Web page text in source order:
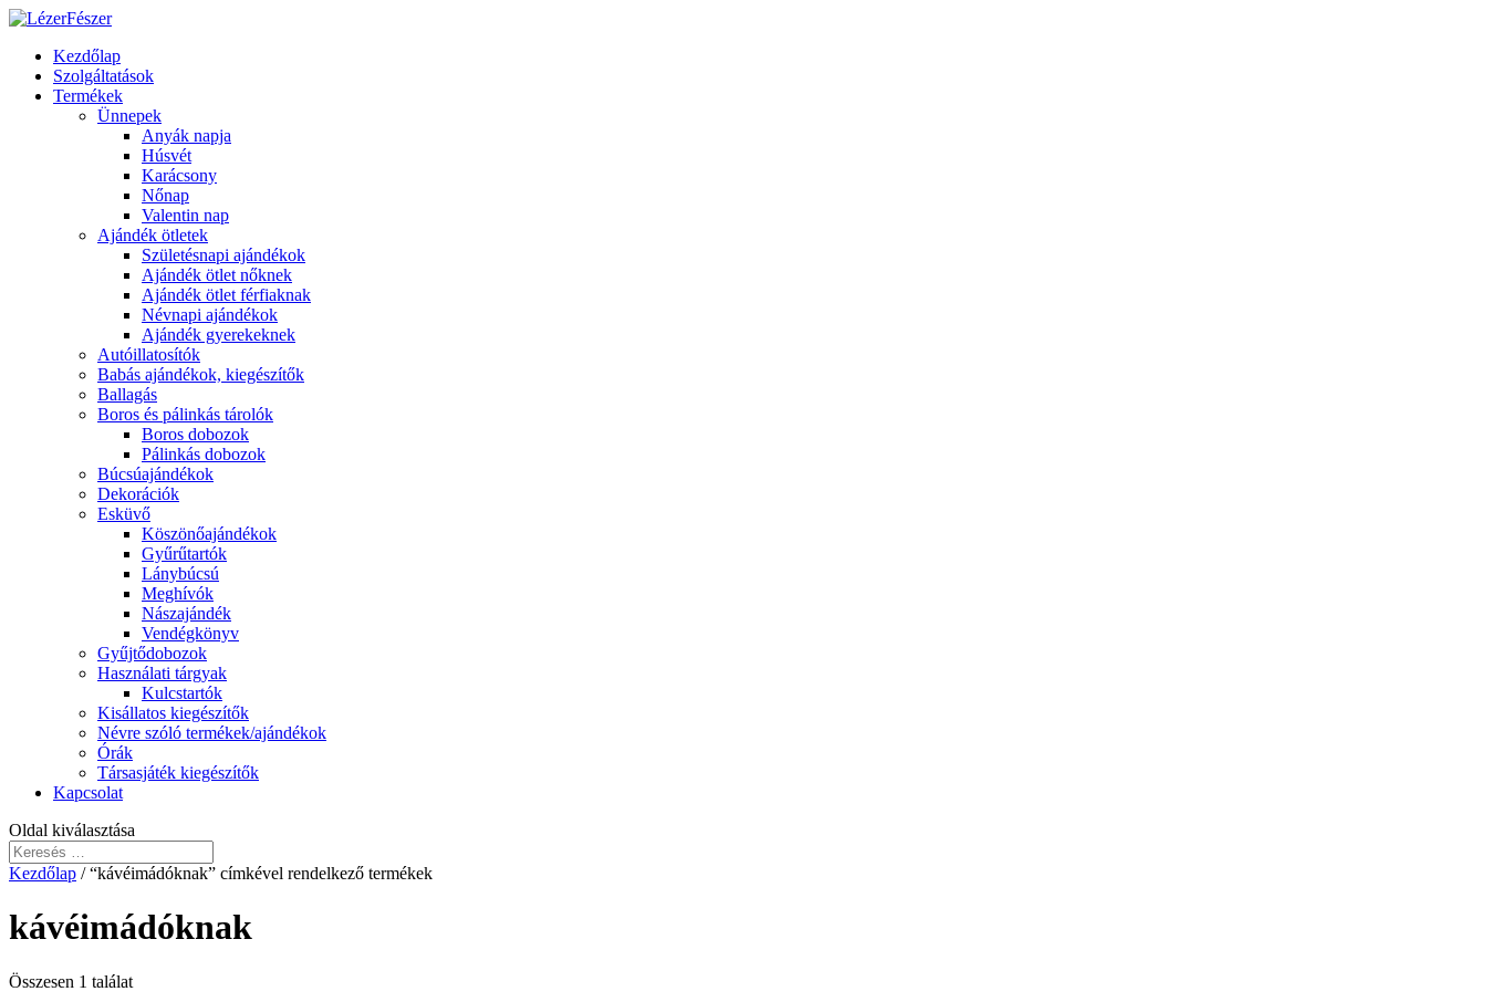
Kezdőlap
Szolgáltatások
Termékek
Ünnepek
Anyák napja
Húsvét
Karácsony
Nőnap
Valentin nap
Ajándék ötletek
Születésnapi ajándékok
Ajándék ötlet nőknek
Ajándék ötlet férfiaknak
Névnapi ajándékok
Ajándék gyerekeknek
Autóillatosítók
Babás ajándékok, kiegészítők
Ballagás
Boros és pálinkás tárolók
Boros dobozok
Pálinkás dobozok
Búcsúajándékok
Dekorációk
Esküvő
Köszönőajándékok
Gyűrűtartók
Lánybúcsú
Meghívók
Nászajándék
Vendégkönyv
Gyűjtődobozok
Használati tárgyak
Kulcstartók
Kisállatos kiegészítők
Névre szóló termékek/ajándékok
Órák
Társasjáték kiegészítők
Kapcsolat
Oldal kiválasztása
Kezdőlap / “kávéimádóknak” címkével rendelkező termékek
kávéimádóknak
Összesen 1 találat